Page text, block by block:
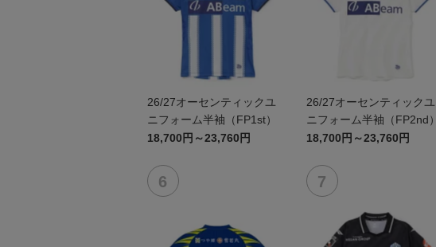
26/27オーセンティックユ
ニフォーム半袖（FP1st）
18,700円～23,760円
26/27オーセンティックユ
ニフォーム半袖（FP2nd）
18,700円～23,760円